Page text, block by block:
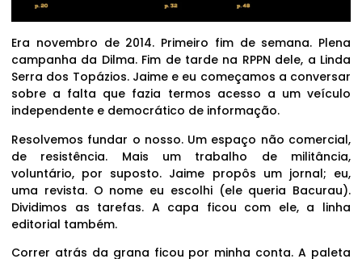
Era novembro de 2014. Primeiro fim de semana. Plena
campanha da Dilma. Fim de tarde na RPPN dele, a Linda
Serra dos Topázios. Jaime e eu começamos a conversar
sobre a falta que fazia termos acesso a um veículo
independente e democrático de informação.
Resolvemos fundar o nosso. Um espaço não comercial,
de resistência. Mais um trabalho de militância,
voluntário, por suposto. Jaime propôs um jornal; eu,
uma revista. O nome eu escolhi (ele queria Bacurau).
Dividimos as tarefas. A capa ficou com ele, a linha
editorial também.
Correr atrás da grana ficou por minha conta. A paleta